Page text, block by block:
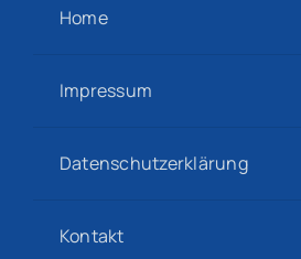
Home
Impressum
Datenschutzerklärung
Kontakt